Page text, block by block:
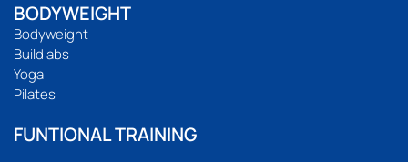
BODYWEIGHT
Bodyweight
Build abs
Yoga
Pilates
FUNTIONAL TRAINING